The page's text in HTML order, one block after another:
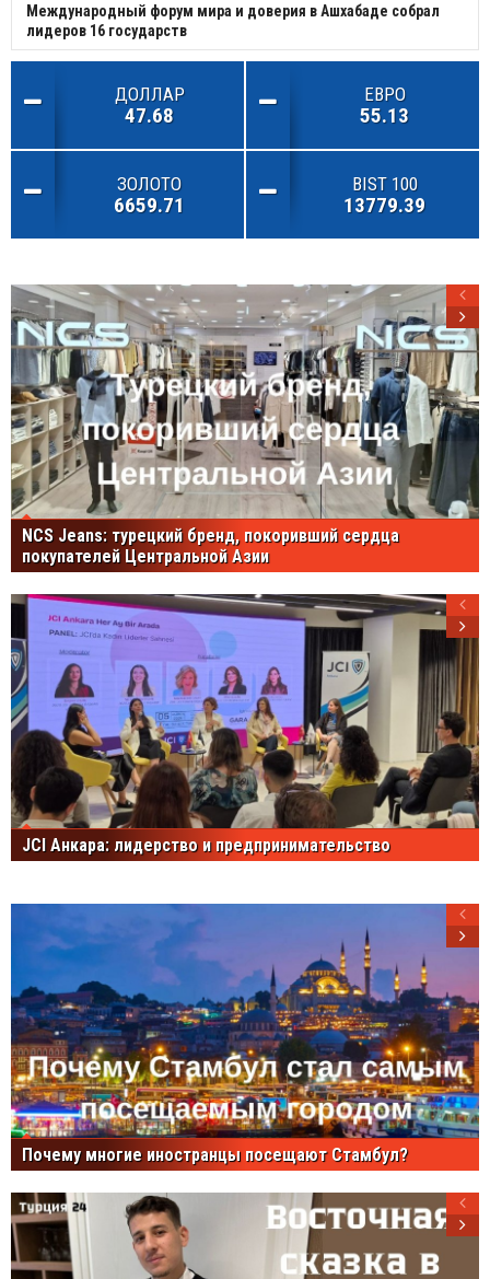
Международный форум мира и доверия в Ашхабаде собрал
лидеров 16 государств
ДОЛЛАР
47.68
ЕВРО
55.13
ЗОЛОТО
6659.71
BIST 100
13779.39
NCS Jeans: турецкий бренд, покоривший сердца
покупателей Центральной Азии
JCI Анкара: лидерство и предпринимательство
Почему многие иностранцы посещают Стамбул?